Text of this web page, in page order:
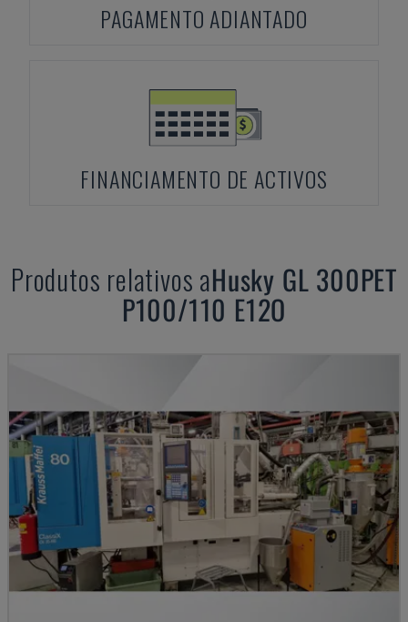
PAGAMENTO ADIANTADO
FINANCIAMENTO DE ACTIVOS
Produtos relativos aHusky GL 300PET
P100/110 E12O